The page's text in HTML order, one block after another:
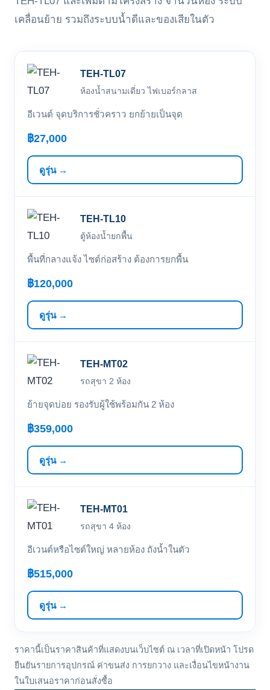
เคลื่อนย้าย รวมถึงระบบน้ำดีและของเสียในตัว
TEH-TL07
ห้องน้ำสนามเดี่ยว ไฟเบอร์กลาส
อีเวนต์ จุดบริการชั่วคราว ยกย้ายเป็นจุด
฿27,000
ดูรุ่น →
TEH-TL10
ตู้ห้องน้ำยกพื้น
พื้นที่กลางแจ้ง ไซต์ก่อสร้าง ต้องการยกพื้น
฿120,000
ดูรุ่น →
TEH-MT02
รถสุขา 2 ห้อง
ย้ายจุดบ่อย รองรับผู้ใช้พร้อมกัน 2 ห้อง
฿359,000
ดูรุ่น →
TEH-MT01
รถสุขา 4 ห้อง
อีเวนต์หรือไซต์ใหญ่ หลายห้อง ถังน้ำในตัว
฿515,000
ดูรุ่น →
ราคานี้เป็นราคาสินค้าที่แสดงบนเว็บไซต์ ณ เวลาที่เปิดหน้า โปรด
ยืนยันรายการอุปกรณ์ ค่าขนส่ง การยกวาง และเงื่อนไขหน้างาน
ในใบเสนอราคาก่อนสั่งซื้อ